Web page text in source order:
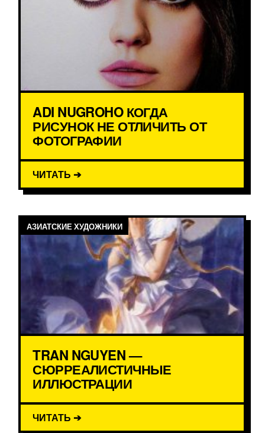
ADI NUGROHO КОГДА
РИСУНОК НЕ ОТЛИЧИТЬ ОТ
ФОТОГРАФИИ
ЧИТАТЬ ➔
АЗИАТСКИЕ ХУДОЖНИКИ
TRAN NGUYEN —
СЮРРЕАЛИСТИЧНЫЕ
ИЛЛЮСТРАЦИИ
ЧИТАТЬ ➔